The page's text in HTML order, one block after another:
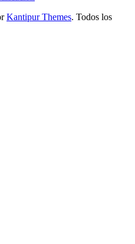
Kantipur Themes. Todos los